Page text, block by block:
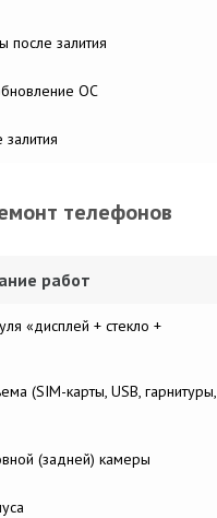
после залития
ОС
залития
телефонов
работ
«дисплей + стекло +
(SIM-карты, USB, гарнитуры,
(задней) камеры